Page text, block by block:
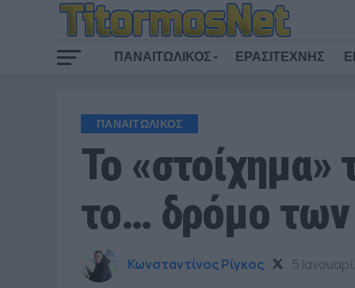
ΠΑΝΑΙΤΩΛΙΚΟΣ ΕΡΑΣΙΤΕΧΝΗΣ
ΠΑΝΑΙΤΩΛΙΚΟΣ
Το
το… δρόμο
Κωνσταντίνος Ρίγκος 5